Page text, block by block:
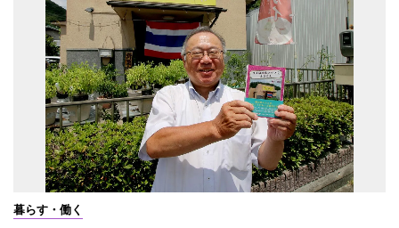
暮らす・働く